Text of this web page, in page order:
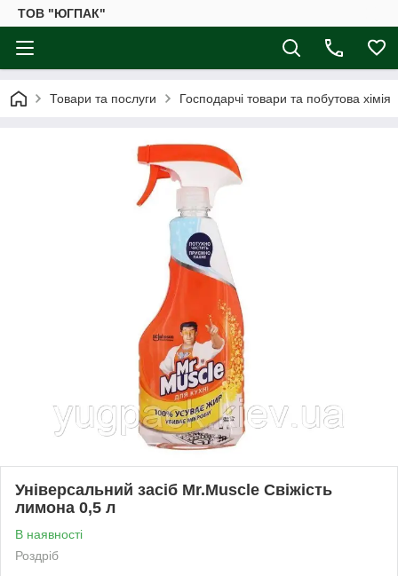
ТОВ "ЮГПАК"
Товари та послуги Господарчі товари та побутова хімія
Універсальний засіб Mr.Muscle Свіжість
лимона 0,5 л
В наявності
Роздріб